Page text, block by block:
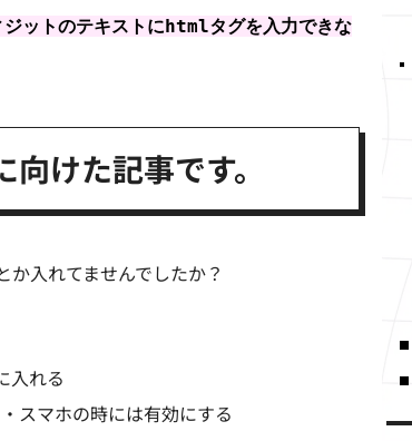
ジットのテキストにhtmlタグを入力できな
けた記事です。
か入れてませんでしたか？
入れる
スマホの時には有効にする